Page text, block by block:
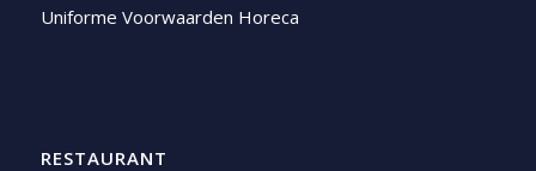
Uniforme Voorwaarden Horeca
RESTAURANT